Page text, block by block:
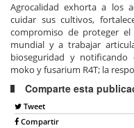
Agrocalidad exhorta a los
cuidar sus cultivos,
compromiso de proteger
mundial y a trabajar
bioseguridad y notificando
moko y fusarium R4T; la
Comparte esta
Tweet
Compartir